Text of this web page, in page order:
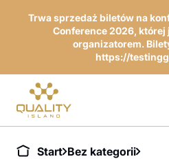
Trwa sprzedaż biletów na
Conference 2026, której
organizatorem.
https://
Start Bez kategorii